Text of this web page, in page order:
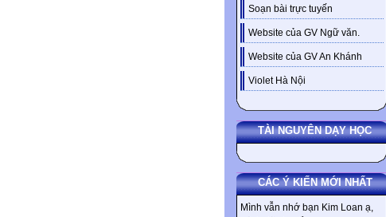
Soạn bài trực tuyến
Website của GV Ngữ văn.
Website của GV An Khánh
Violet Hà Nội
TÀI NGUYÊN DẠY HỌC
CÁC Ý KIẾN MỚI NHẤT
Mình vẫn nhớ bạn Kim Loan ạ,